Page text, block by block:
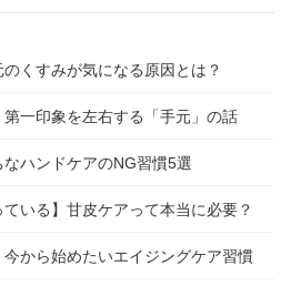
のくすみが気になる原因とは？
第一印象を左右する「手元」の話
なハンドケアのNG習慣5選
ている】甘皮ケアって本当に必要？
今から始めたいエイジングケア習慣